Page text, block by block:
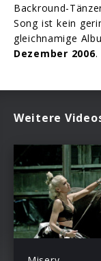
Backround-
Song ist kein
gleichnamige
Dezember 2006.
Weitere